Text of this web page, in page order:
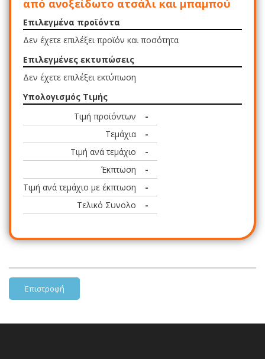
από ανοξείδωτο ατσάλι και μπαμπού
Επιλεγμένα προϊόντα
Δεν έχετε επιλέξει προϊόν και ποσότητα
Επιλεγμένες εκτυπώσεις
Δεν έχετε επιλέξει εκτύπωση
Υπολογισμός Τιμής
Τιμή προϊόντων
-
Τεμάχια
-
Τιμή ανά τεμάχιο
-
Έκπτωση
-
Τιμή ανά τεμάχιο με έκπτωση
-
Τελικό Συνολο
-
Επιστροφή